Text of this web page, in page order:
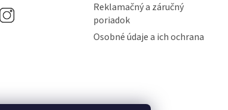
Reklamačný a záručný
poriadok
Osobné údaje a ich ochrana